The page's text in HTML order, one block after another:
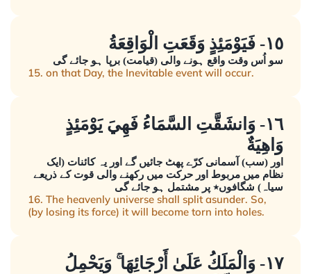
١٥- فَيَوْمَئِذٍ وَقَعَتِ الْوَاقِعَةُ
سو اُس وقت واقع ہونے والی (قیامت) برپا ہو جائے گی
15. on that Day, the Inevitable event will occur.
١٦- وَانشَقَّتِ السَّمَاءُ فَهِيَ يَوْمَئِذٍ
وَاهِيَةٌ
اور (سب) آسمانی کرّے پھٹ جائیں گے اور یہ کائنات (ایک
نظام میں مربوط اور حرکت میں رکھنے والی قوت کے ذریعے
سیاہ) شگافوں٭ پر مشتمل ہو جائے گی
16. The heavenly universe shall split asunder. So,
(by losing its force) it will become torn into holes.
١٧- وَالْمَلَكُ عَلَىٰ أَرْجَائِهَا ۚ وَيَحْمِلُ